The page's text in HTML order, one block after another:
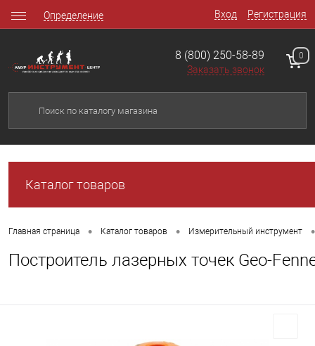
Вход Регистрация
Определение
8 (800) 250-58-89
Заказать звонок
0
Каталог товаров
Главная страница • Каталог товаров • Измерительный инструмент •
Построитель лазерных точек Geo-